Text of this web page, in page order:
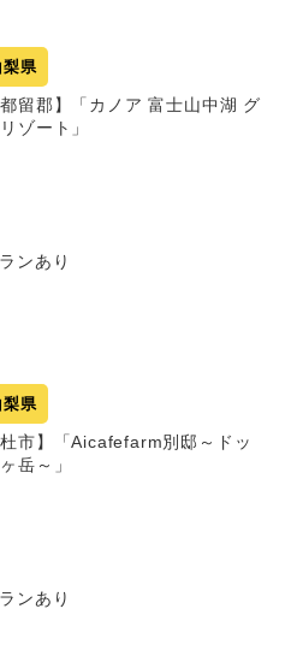
梨県
都留郡】「カノア 富士山中湖 グ
ゾート」
ンあり
梨県
杜市】「Aicafefarm別邸～ドッ
岳～」
ンあり